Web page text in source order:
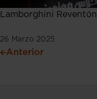
Lamborghini Reventón
26 Marzo 2025
Anterior